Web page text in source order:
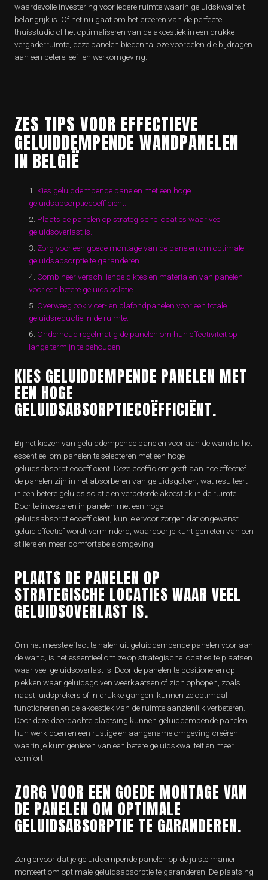
waardevolle investering voor iedere ruimte waarin geluidskwaliteit
belangrijk is. Of het nu gaat om het creëren van de perfecte
thuisstudio of het optimaliseren van de akoestiek in een drukke
vergaderruimte, deze panelen bieden talloze voordelen die bijdragen
aan een betere leef- en werkomgeving.
ZES TIPS VOOR EFFECTIEVE
GELUIDDEMPENDE WANDPANELEN
IN BELGIË
Kies geluiddempende panelen met een hoge
geluidsabsorptiecoëfficiënt.
Plaats de panelen op strategische locaties waar veel
geluidsoverlast is.
Zorg voor een goede montage van de panelen om optimale
geluidsabsorptie te garanderen.
Combineer verschillende diktes en materialen van panelen
voor een betere geluidsisolatie.
Overweeg ook vloer- en plafondpanelen voor een totale
geluidsreductie in de ruimte.
Onderhoud regelmatig de panelen om hun effectiviteit op
lange termijn te behouden.
KIES GELUIDDEMPENDE PANELEN MET
EEN HOGE
GELUIDSABSORPTIECOËFFICIËNT.
Bij het kiezen van geluiddempende panelen voor aan de wand is het
essentieel om panelen te selecteren met een hoge
geluidsabsorptiecoëfficiënt. Deze coëfficiënt geeft aan hoe effectief
de panelen zijn in het absorberen van geluidsgolven, wat resulteert
in een betere geluidsisolatie en verbeterde akoestiek in de ruimte.
Door te investeren in panelen met een hoge
geluidsabsorptiecoëfficiënt, kun je ervoor zorgen dat ongewenst
geluid effectief wordt verminderd, waardoor je kunt genieten van een
stillere en meer comfortabele omgeving.
PLAATS DE PANELEN OP
STRATEGISCHE LOCATIES WAAR VEEL
GELUIDSOVERLAST IS.
Om het meeste effect te halen uit geluiddempende panelen voor aan
de wand, is het essentieel om ze op strategische locaties te plaatsen
waar veel geluidsoverlast is. Door de panelen te positioneren op
plekken waar geluidsgolven weerkaatsen of zich ophopen, zoals
naast luidsprekers of in drukke gangen, kunnen ze optimaal
functioneren en de akoestiek van de ruimte aanzienlijk verbeteren.
Door deze doordachte plaatsing kunnen geluiddempende panelen
hun werk doen en een rustige en aangename omgeving creëren
waarin je kunt genieten van een betere geluidskwaliteit en meer
comfort.
ZORG VOOR EEN GOEDE MONTAGE VAN
DE PANELEN OM OPTIMALE
GELUIDSABSORPTIE TE GARANDEREN.
Zorg ervoor dat je geluiddempende panelen op de juiste manier
monteert om optimale geluidsabsorptie te garanderen. De plaatsing